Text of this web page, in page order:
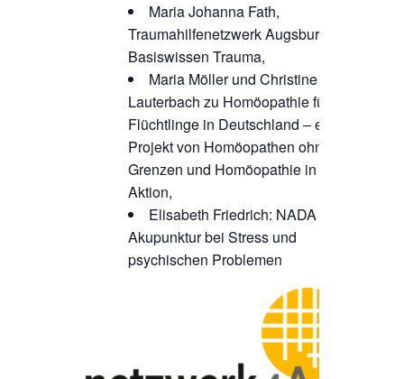
Maria Johanna Fath,
Traumahilfenetzwerk Augsburg:
Basiswissen Trauma,
Maria Möller und Christine
Lauterbach zu Homöopathie für
Flüchtlinge in Deutschland – ein
Projekt von Homöopathen ohne
Grenzen und Homöopathie in
Aktion,
Elisabeth Friedrich: NADA –
Akupunktur bei Stress und
psychischen Problemen